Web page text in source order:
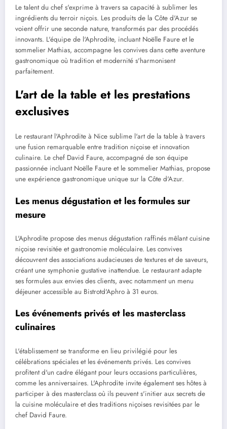
Le talent du chef s'exprime à travers sa capacité à sublimer les
ingrédients du terroir niçois. Les produits de la Côte d'Azur se
voient offrir une seconde nature, transformés par des procédés
innovants. L'équipe de l'Aphrodite, incluant Noëlle Faure et le
sommelier Mathias, accompagne les convives dans cette aventure
gastronomique où tradition et modernité s'harmonisent
parfaitement.
L'art de la table et les prestations
exclusives
Le restaurant l'Aphrodite à Nice sublime l'art de la table à travers
une fusion remarquable entre tradition niçoise et innovation
culinaire. Le chef David Faure, accompagné de son équipe
passionnée incluant Noëlle Faure et le sommelier Mathias, propose
une expérience gastronomique unique sur la Côte d'Azur.
Les menus dégustation et les formules sur
mesure
L'Aphrodite propose des menus dégustation raffinés mêlant cuisine
niçoise revisitée et gastronomie moléculaire. Les convives
découvrent des associations audacieuses de textures et de saveurs,
créant une symphonie gustative inattendue. Le restaurant adapte
ses formules aux envies des clients, avec notamment un menu
déjeuner accessible au Bistrotd'Aphro à 31 euros.
Les événements privés et les masterclass
culinaires
L'établissement se transforme en lieu privilégié pour les
célébrations spéciales et les événements privés. Les convives
profitent d'un cadre élégant pour leurs occasions particulières,
comme les anniversaires. L'Aphrodite invite également ses hôtes à
participer à des masterclass où ils peuvent s'initier aux secrets de
la cuisine moléculaire et des traditions niçoises revisitées par le
chef David Faure.